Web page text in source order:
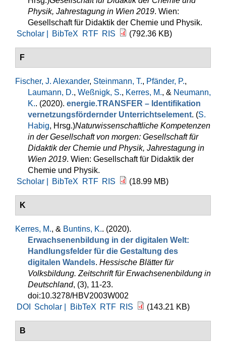
Physik, Jahrestagung in Wien 2019. Wien:
Gesellschaft für Didaktik der Chemie und Physik.
Scholar |
BibTeX RTF RIS (792.36 KB)
F
Fischer, J. Alexander, Steinmann, T., Pfänder, P.,
Laumann, D., Weßnigk, S., Kerres, M., & Neumann,
K.. (2020). energie.TRANSFER – Identifikation
vernetzungsfördernder Unterrichtselement. (S.
Habig, Hrsg.)Naturwissenschaftliche Kompetenzen
in der Gesellschaft von morgen: Gesellschaft für
Didaktik der Chemie und Physik, Jahrestagung in
Wien 2019. Wien: Gesellschaft für Didaktik der
Chemie und Physik.
Scholar |
BibTeX RTF RIS (18.99 MB)
K
Kerres, M., & Buntins, K.. (2020).
Erwachsenenbildung in der digitalen Welt:
Handlungsfelder für die Gestaltung des
digitalen Wandels. Hessische Blätter für
Volksbildung. Zeitschrift für Erwachsenenbildung in
Deutschland, (3), 11-23.
doi:10.3278/HBV2003W002
DOI
Scholar | BibTeX RTF RIS (143.21 KB)
B